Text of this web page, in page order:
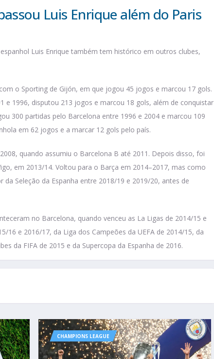
Luis Enrique além do Paris
Luis Enrique também tem histórico em outros clubes,
o Sporting de Gijón, em que jogou 45 jogos e marcou 17 gols.
e 1996, disputou 213 jogos e marcou 18 gols, além de conquistar
300 partidas pelo Barcelona entre 1996 e 2004 e marcou 109
em 62 jogos e a marcar 12 gols pelo país.
quando assumiu o Barcelona B até 2011. Depois disso, foi
em 2013/14. Voltou para o Barça em 2014–2017, mas como
Seleção da Espanha entre 2018/19 e 2019/20, antes de
no Barcelona, quando venceu as La Ligas de 2014/15 e
16 e 2016/17, da Liga dos Campeões da UEFA de 2014/15, da
da FIFA de 2015 e da Supercopa da Espanha de 2016.
CHAMPIONS LEAGUE